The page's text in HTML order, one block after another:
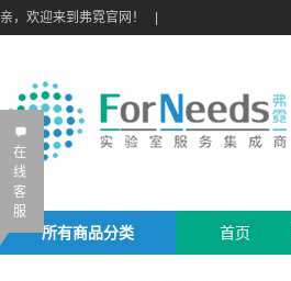
亲，欢迎来到弗霓官网！
所有商品分类 首页
B
在
线
客
服